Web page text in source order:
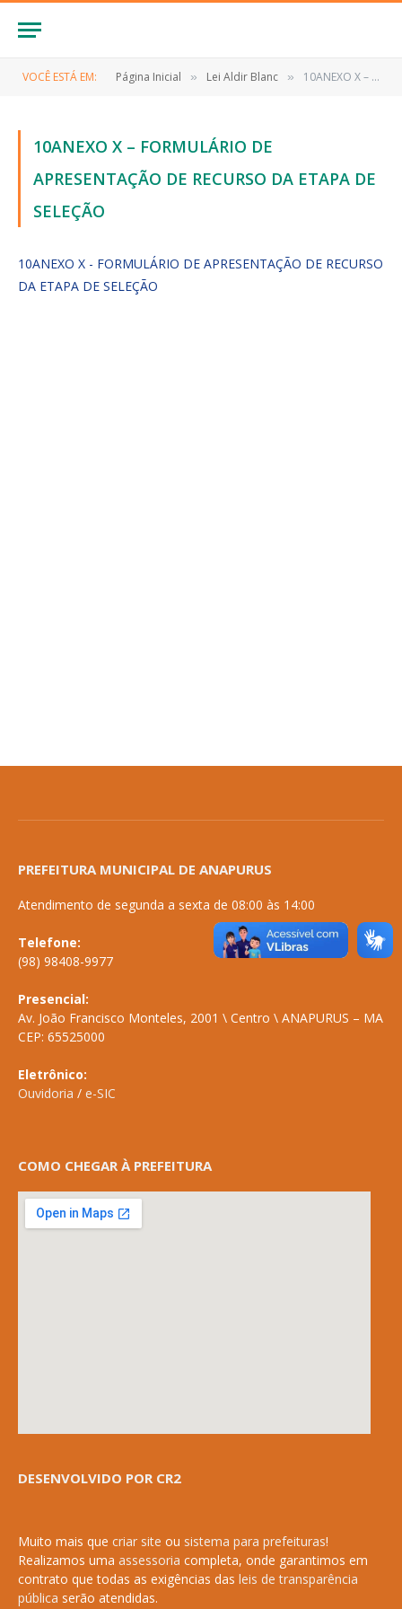
VOCÊ ESTÁ EM: Página Inicial » Lei Aldir Blanc » 10ANEXO X – FORMULÁRIO DE APRESENTAÇÃO DE RECURSO DA ETAPA DE SELEÇÃO
10ANEXO X – FORMULÁRIO DE
APRESENTAÇÃO DE RECURSO DA ETAPA DE
SELEÇÃO
10ANEXO X - FORMULÁRIO DE APRESENTAÇÃO DE RECURSO
DA ETAPA DE SELEÇÃO
PREFEITURA MUNICIPAL DE ANAPURUS
Atendimento de segunda a sexta de 08:00 às 14:00
Telefone:
(98) 98408-9977
Presencial:
Av. João Francisco Monteles, 2001 \ Centro \ ANAPURUS – MA
CEP: 65525000
Eletrônico:
Ouvidoria / e-SIC
COMO CHEGAR À PREFEITURA
DESENVOLVIDO POR CR2
Muito mais que criar site ou sistema para prefeituras!
Realizamos uma assessoria completa, onde garantimos em
contrato que todas as exigências das leis de transparência
pública serão atendidas.